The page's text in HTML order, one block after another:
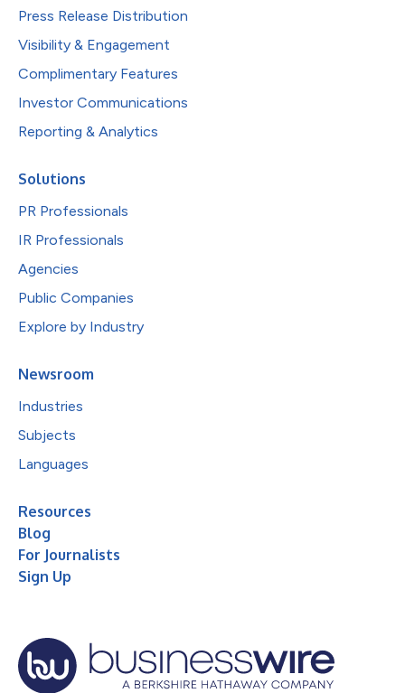
Press Release Distribution
Visibility & Engagement
Complimentary Features
Investor Communications
Reporting & Analytics
Solutions
PR Professionals
IR Professionals
Agencies
Public Companies
Explore by Industry
Newsroom
Industries
Subjects
Languages
Resources
Blog
For Journalists
Sign Up